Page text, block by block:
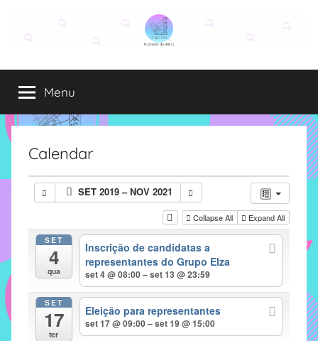
conteúdo
Grupo
Elza
Elza
é
formado
alunas,
funcionárias
IMECC
como
atribuição
implementar
Menu
Calendar
SET 2019 – NOV 2021
Collapse All Expand All
SET
4
qua
Inscrição de candidatas a
representantes do Grupo Elza
set 4 @ 08:00 – set 13 @ 23:59
SET
17
ter
Eleição para representantes
set 17 @ 09:00 – set 19 @ 15:00